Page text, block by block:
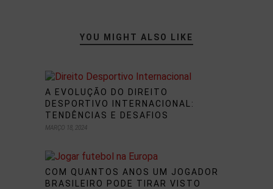
YOU MIGHT ALSO LIKE
A EVOLUÇÃO DO DIREITO
DESPORTIVO INTERNACIONAL:
TENDÊNCIAS E DESAFIOS
MARÇO 18, 2024
COM QUANTOS ANOS UM JOGADOR
BRASILEIRO PODE TIRAR VISTO